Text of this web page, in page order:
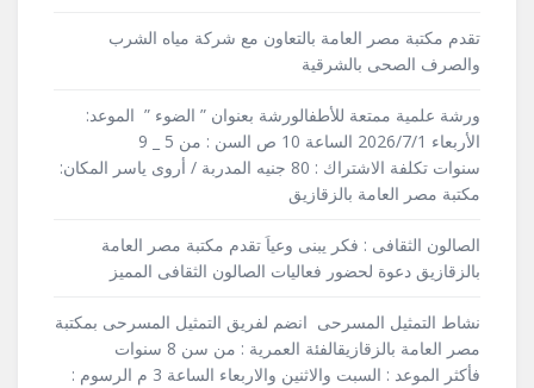
تقدم مكتبة مصر العامة بالتعاون مع شركة مياه الشرب
والصرف الصحى بالشرقية
ورشة علمية ممتعة للأطفالورشة بعنوان ” الضوء ” الموعد:
الأربعاء 2026/7/1 الساعة 10 ص السن : من 5 _ 9
سنوات تكلفة الاشتراك : 80 جنيه المدربة / أروى ياسر المكان:
مكتبة مصر العامة بالزقازيق
الصالون الثقافى : فكر يبنى وعياَ تقدم مكتبة مصر العامة
بالزقازيق دعوة لحضور فعاليات الصالون الثقافى المميز
نشاط التمثيل المسرحى انضم لفريق التمثيل المسرحى بمكتبة
مصر العامة بالزقازيقالفئة العمرية : من سن 8 سنوات
فأكثر الموعد : السبت والاثنين والاربعاء الساعة 3 م الرسوم :